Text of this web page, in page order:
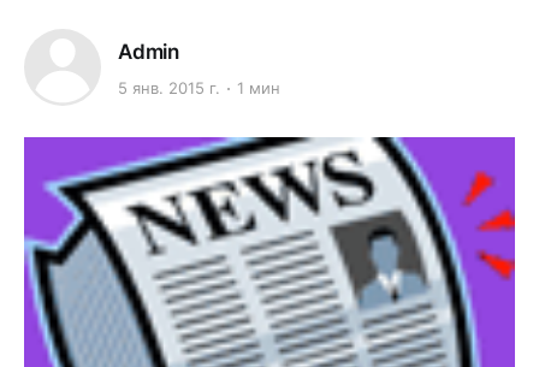
Admin
5 янв. 2015 г. 1 мин